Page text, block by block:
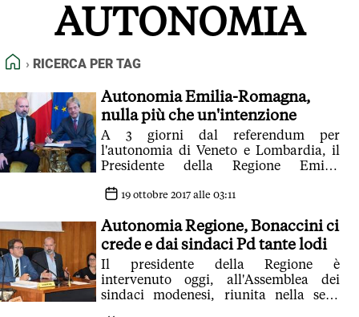
FEED RSS
NORMATIVE DEONTOLOGICHE
TERMINI e CONDIZIONI
AUTONOMIA
HOME
RICERCA PER TAG
Autonomia Emilia-Romagna,
nulla più che un'intenzione
A 3 giorni dal referendum per
l'autonomia di Veneto e Lombardia, il
Presidente della Regione Emilia
intenti' con il Premier Gentiloni. Un
definito Gianni Fava, coordinatore
giunta per i referendum. E la Regione
risponde: 'Impari l'educazione'
19 ottobre 2017 alle 03:11
Autonomia Regione, Bonaccini ci
crede e dai sindaci Pd tante lodi
Il presidente della Regione è
intervenuto oggi, all'Assemblea dei
sindaci modenesi, riunita nella sede